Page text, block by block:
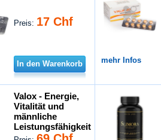
Preis: 17 Chf
In den Warenkorb mehr Infos
Valox - Energie,
Vitalität und
männliche
Leistungsfähigkeit